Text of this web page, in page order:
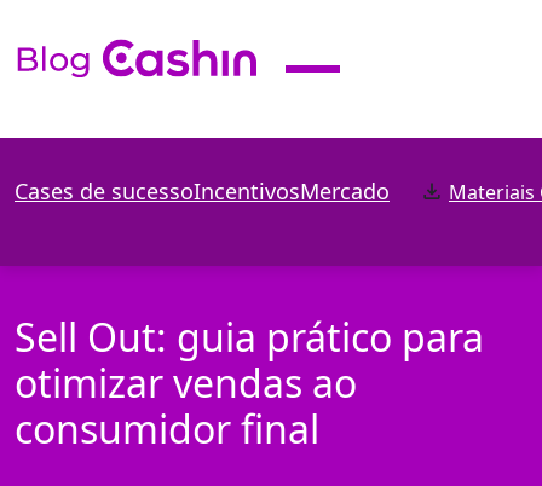
Cases de sucessoIncentivosMercado Materiais
Sell Out: guia prático para
otimizar vendas ao
consumidor final